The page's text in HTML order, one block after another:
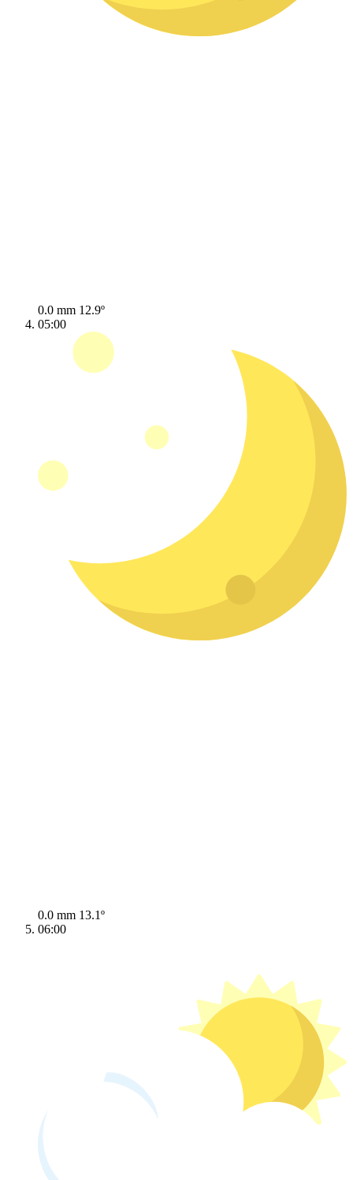
0.0 mm 12.9º
05:00
0.0 mm 13.1º
06:00